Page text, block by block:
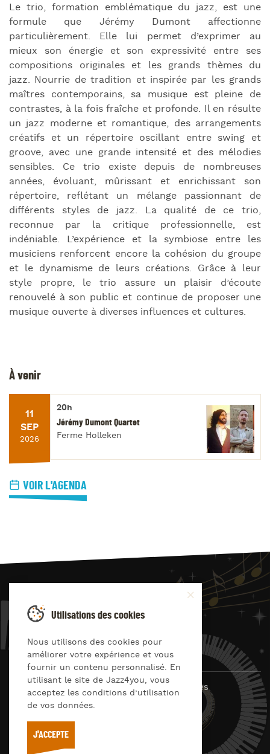
Le trio, formation emblématique du jazz, est une
formule que Jérémy Dumont affectionne
particulièrement. Elle lui permet d’exprimer au
mieux son énergie et son expressivité entre ses
compositions originales et les grands thèmes du
jazz. Nourrie de tradition et inspirée par les grands
maîtres contemporains, sa musique est pleine de
contrastes, à la fois fraîche et profonde. Il en résulte
un jazz moderne et romantique, des arrangements
créatifs et un répertoire oscillant entre swing et
groove, avec une grande intensité et des mélodies
sensibles. Ce trio existe depuis de nombreuses
années, évoluant, mûrissant et enrichissant son
répertoire, reflétant un mélange passionnant de
différents styles de jazz. La qualité de ce trio,
reconnue par la critique professionnelle, est
indéniable. L’expérience et la symbiose entre les
musiciens renforcent encore la cohésion du groupe
et le dynamisme de leurs créations. Grâce à leur
style propre, le trio assure un plaisir d’écoute
renouvelé à son public et continue de proposer une
musique ouverte à diverses influences et cultures.
À venir
11
SEP
2026
20h
Jérémy Dumont Quartet
Ferme Holleken
VOIR L'AGENDA
JAZZ4
© Jazz4you 2019 – 2026 Tous droits réservés
Déclaration de confidentialité
RGPD & consentement
Conditions générales d’utilisation
Utilisations des cookies
Nous utilisons des cookies pour
améliorer votre expérience et vous
fournir un contenu personnalisé. En
utilisant le site de Jazz4you, vous
acceptez les conditions d’utilisation
de vos données.
J'ACCEPTE